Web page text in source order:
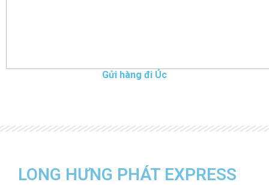
Gửi hàng đi Úc
LONG HƯNG PHÁT EXPRESS